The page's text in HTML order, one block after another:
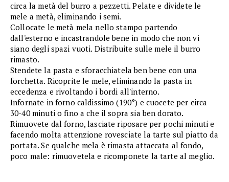
circa la metà del burro a pezzetti. Pelate e dividete le
mele a metà, eliminando i semi.
Collocate le metà mela nello stampo partendo
dall'esterno e incastrandole bene in modo che non vi
siano degli spazi vuoti. Distribuite sulle mele il burro
rimasto.
Stendete la pasta e sforacchiatela ben bene con una
forchetta. Ricoprite le mele, eliminando la pasta in
eccedenza e rivoltando i bordi all'interno.
Infornate in forno caldissimo (190°) e cuocete per circa
30-40 minuti o fino a che il sopra sia ben dorato.
Rimuovete dal forno, lasciate riposare per pochi minuti e
facendo molta attenzione rovesciate la tarte sul piatto da
portata. Se qualche mela è rimasta attaccata al fondo,
poco male: rimuovetela e ricomponete la tarte al meglio.